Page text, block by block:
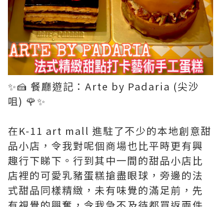
✨🍰 餐廳遊記：Arte by Padaria (尖沙
咀) 🌹✨
在K-11 art mall 進駐了不少的本地創意甜
品小店，令我對呢個商場也比平時更有興
趣行下睇下。行到其中一間的甜品小店比
店裡的可愛乳豬蛋糕搶盡眼球，旁邊的法
式甜品同樣精緻，未有味覺的滿足前，先